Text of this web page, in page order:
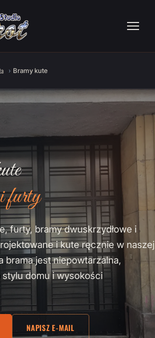
Bramy kute
furty
furty, bramy dwuskrzydłowe i
i kute ręcznie w naszej
brama jest niepowtarzalna,
stylu domu i wysokości
NAPISZ E-MAIL